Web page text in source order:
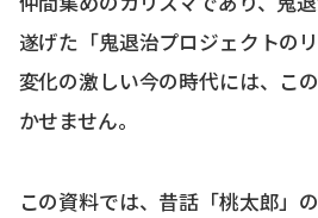
遂げた「鬼退治プロジェクトの
変化の激しい今の時代には、こ
かせません。
この資料では、昔話「桃太郎」